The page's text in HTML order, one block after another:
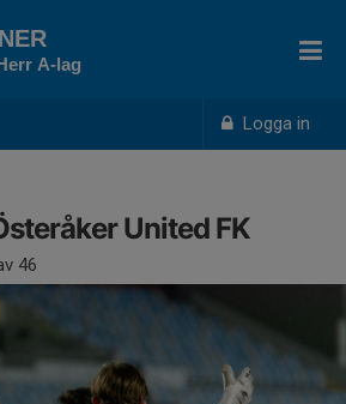
Logga in
A-lag
United FK
46